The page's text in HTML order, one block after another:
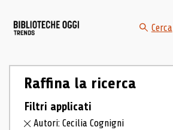
Cerca
Raffina la ricerca
Filtri applicati
Autori: Cecilia Cognigni